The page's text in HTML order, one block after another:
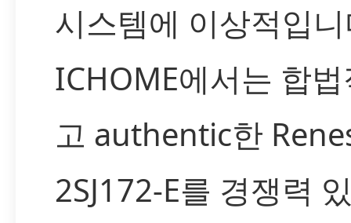
시스템에 이상적입
ICHOME에서는 합
고 authentic한
2SJ172-E를 경쟁력